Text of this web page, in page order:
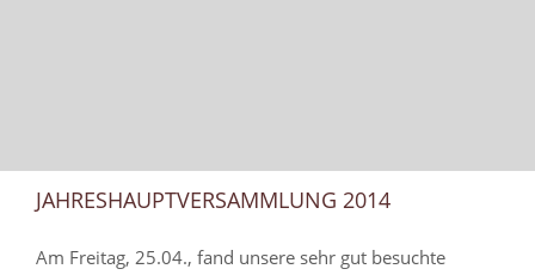
JAHRESHAUPTVERSAMMLUNG 2014
Am Freitag, 25.04., fand unsere sehr gut besuchte